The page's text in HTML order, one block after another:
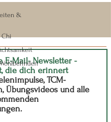
&
Chi
E-Mail- Newsletter -
die dich erinnert
TCM-
Übungsvideos und alle